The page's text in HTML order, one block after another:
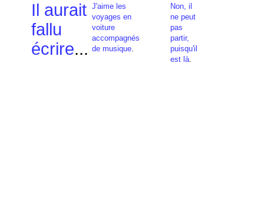
Il aurait
fallu
écrire...
J'aime les
voyages en
voiture
accompagnés
de musique.
Non, il
ne peut
pas
partir,
puisqu'il
est là.